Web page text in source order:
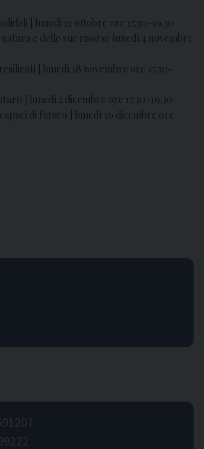
| lunedì 21 ottobre ore 17.30-19.30
e delle sue risorse lunedì 4 novembre
| lunedì 18 novembre ore 17.30-
| lunedì 2 dicembre ore 17.30-19.30
di futuro | lunedì 16 dicembre ore